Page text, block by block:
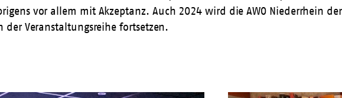
vor allem mit Akzeptanz. Auch 2024 wird die AWO Niederrhein
Veranstaltungsreihe fortsetzen.